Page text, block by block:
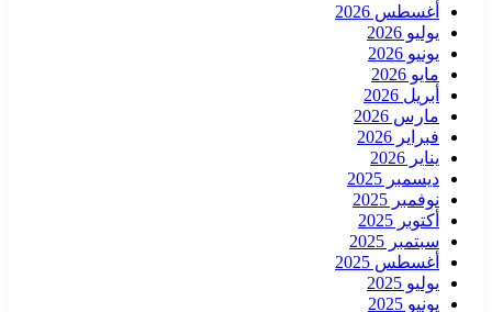
أغسطس 2026
يوليو 2026
يونيو 2026
مايو 2026
أبريل 2026
مارس 2026
فبراير 2026
يناير 2026
ديسمبر 2025
نوفمبر 2025
أكتوبر 2025
سبتمبر 2025
أغسطس 2025
يوليو 2025
يونيو 2025